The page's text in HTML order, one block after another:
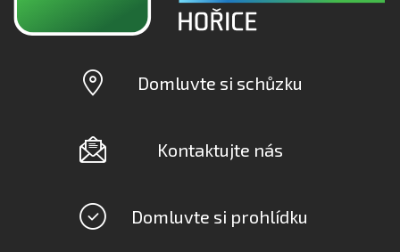
Domluvte si schůzku
Kontaktujte nás
Domluvte si prohlídku